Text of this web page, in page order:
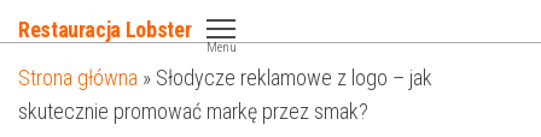
do
treści
Restauracja Lobster
Menu
Strona główna » Słodycze reklamowe z logo – jak
skutecznie promować markę przez smak?